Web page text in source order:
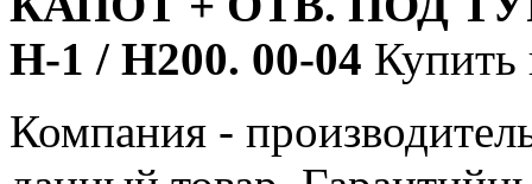
H-1 / H200. 00-04 Купить
Компания -